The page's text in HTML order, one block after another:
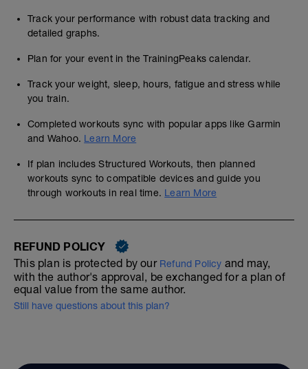
Track your performance with robust data tracking and
detailed graphs.
Plan for your event in the TrainingPeaks calendar.
Track your weight, sleep, hours, fatigue and stress while
you train.
Completed workouts sync with popular apps like Garmin
and Wahoo. Learn More
If plan includes Structured Workouts, then planned
workouts sync to compatible devices and guide you
through workouts in real time. Learn More
REFUND POLICY
This plan is protected by our Refund Policy and may,
with the author's approval, be exchanged for a plan of
equal value from the same author.
Still have questions about this plan?